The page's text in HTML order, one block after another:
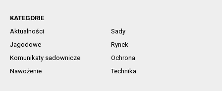
KATEGORIE
Aktualności
Sady
Jagodowe
Rynek
Komunikaty sadownicze
Ochrona
Nawożenie
Technika